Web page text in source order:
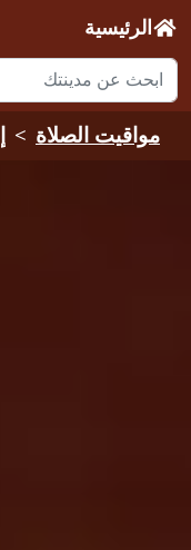
الرئيسية
مواقيت الصلاة